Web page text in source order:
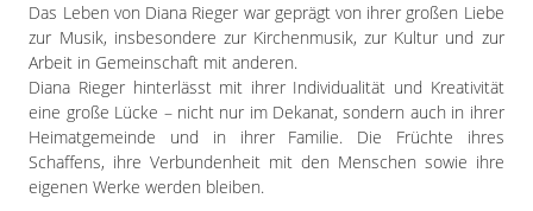
Das Leben von Diana Rieger war geprägt von ihrer großen Liebe
zur Musik, insbesondere zur Kirchenmusik, zur Kultur und zur
Arbeit in Gemeinschaft mit anderen.
Diana Rieger hinterlässt mit ihrer Individualität und Kreativität
eine große Lücke – nicht nur im Dekanat, sondern auch in ihrer
Heimatgemeinde und in ihrer Familie. Die Früchte ihres
Schaffens, ihre Verbundenheit mit den Menschen sowie ihre
eigenen Werke werden bleiben.